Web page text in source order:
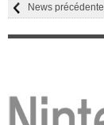
News précédente